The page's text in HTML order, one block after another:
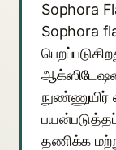
Sophora
Sophora
ஆக்ஸிடேஷன்
நுண்ணுயிர்
தணிக்க